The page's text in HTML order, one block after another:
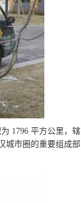
1796 平方公里，辖
城市圈的重要组成部